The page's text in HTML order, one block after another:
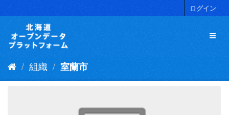
キ
ログイン
組織 室蘭市